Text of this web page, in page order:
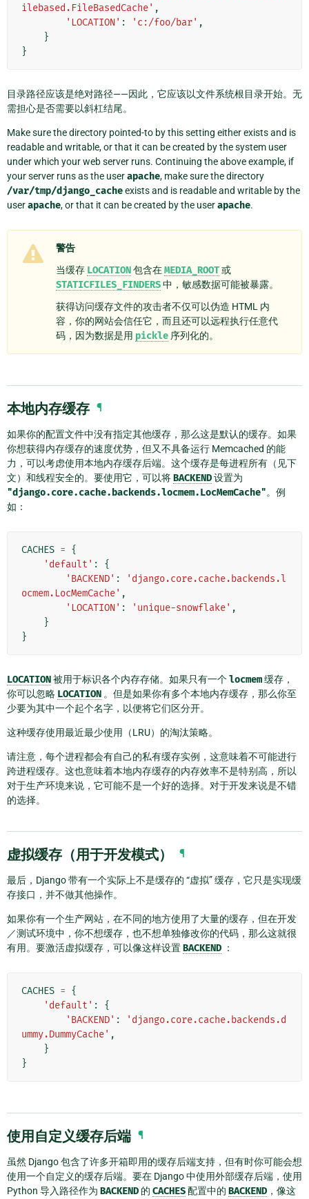
ilebased.FileBasedCache' ,
'LOCATION' : 'c:/foo/bar' ,
}
}
目录路径应该是绝对路径——因此，它应该以文件系统根目录开始。无
需担心是否需要以斜杠结尾。
Make sure the directory pointed-to by this setting either exists and is
readable and writable, or that it can be created by the system user
under which your web server runs. Continuing the above example, if
your server runs as the userapache, make sure the directory
/var/tmp/django_cacheexists and is readable and writable by the
userapache, or that it can be created by the userapache.
警告
当缓存 LOCATION包含在MEDIA_ROOT或
STATICFILES_FINDERS中，敏感数据可能被暴露。
获得访问缓存文件的攻击者不仅可以伪造 HTML 内
容，你的网站会信任它，而且还可以远程执行任意代
码，因为数据是用 pickle 序列化的。
本地内存缓存 ¶
如果你的配置文件中没有指定其他缓存，那么这是默认的缓存。如果
你想获得内存缓存的速度优势，但又不具备运行 Memcached 的能
力，可以考虑使用本地内存缓存后端。这个缓存是每进程所有（见下
文）和线程安全的。要使用它，可以将BACKEND设置为
"django.core.cache.backends.locmem.LocMemCache"。例
如：
CACHES = {
'default' :
{
'BACKEND' :
'django.core.cache.backends.l
ocmem.LocMemCache' ,
'LOCATION' : 'unique-snowflake' ,
}
}
LOCATION被用于标识各个内存存储。如果只有一个locmem缓存，
你可以忽略 LOCATION 。但是如果你有多个本地内存缓存，那么你至
少要为其中一个起个名字，以便将它们区分开。
这种缓存使用最近最少使用（LRU）的淘汰策略。
请注意，每个进程都会有自己的私有缓存实例，这意味着不可能进行
跨进程缓存。这也意味着本地内存缓存的内存效率不是特别高，所以
对于生产环境来说，它可能不是一个好的选择。对于开发来说是不错
的选择。
虚拟缓存（用于开发模式） ¶
最后，Django 带有一个实际上不是缓存的 “虚拟” 缓存，它只是实现缓
存接口，并不做其他操作。
如果你有一个生产网站，在不同的地方使用了大量的缓存，但在开发
／测试环境中，你不想缓存，也不想单独修改你的代码，那么这就很
有用。要激活虚拟缓存，可以像这样设置BACKEND ：
CACHES = {
'default' :
{
'BACKEND' :
'django.core.cache.backends.d
ummy.DummyCache' ,
}
}
使用自定义缓存后端 ¶
虽然 Django 包含了许多开箱即用的缓存后端支持，但有时你可能会想
使用一个自定义的缓存后端。要在 Django 中使用外部缓存后端，使用
Python 导入路径作为 BACKEND 的 CACHES配置中的 BACKEND ，像这